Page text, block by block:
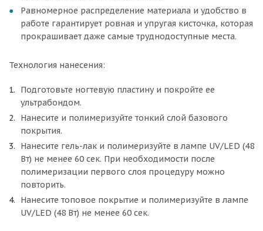
Равномерное распределение материала и удобство в
работе гарантирует ровная и упругая кисточка, которая
прокрашивает даже самые труднодоступные места.
Технология нанесения:
Подготовьте ногтевую пластину и покройте ее
ультрабондом.
Нанесите и полимеризуйте тонкий слой базового
покрытия.
Нанесите гель-лак и полимеризуйте в лампе UV/LED (48
Вт) не менее 60 сек. При необходимости после
полимеризации первого слоя процедуру можно
повторить.
Нанесите топовое покрытие и полимеризуйте в лампе
UV/LED (48 Вт) не менее 60 сек.